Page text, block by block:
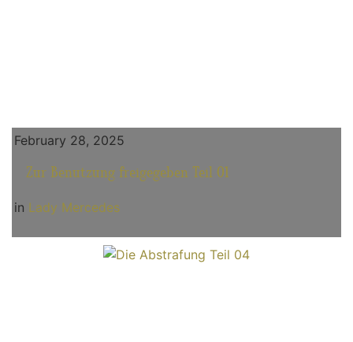
February 28, 2025
Zur Benutzung freigegeben Teil 01
in Lady Mercedes